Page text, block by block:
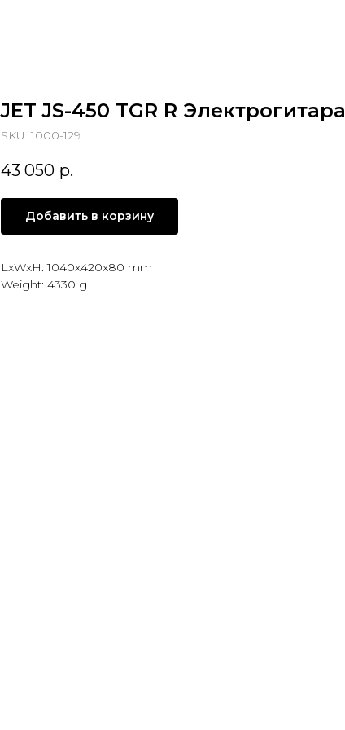
JET JS-450 TGR R Электрогитара
SKU: 1000-129
43 050 р.
Добавить в корзину
LxWxH: 1040x420x80 mm
Weight: 4330 g